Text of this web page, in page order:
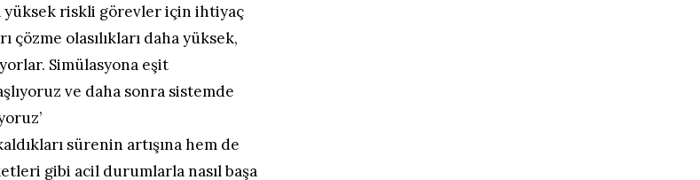
yüksek riskli görevler için ihtiyaç
olasılıkları daha yüksek,
Simülasyona eşit
ve daha sonra sistemde
sürenin artışına hem de
gibi acil durumlarla nasıl başa